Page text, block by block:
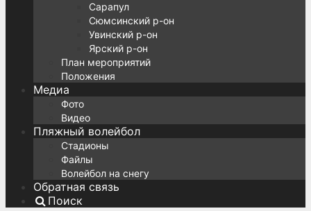
Сарапул
Сюмсинский р-он
Увинский р-он
Ярский р-он
План мероприятий
Положения
Медиа
Фото
Видео
Пляжный волейбол
Стадионы
Файлы
Волейбол на снегу
Обратная связь
Поиск